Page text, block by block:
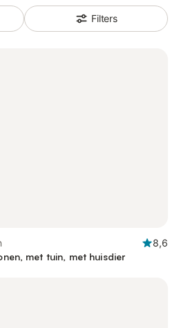
Filters
8,6
met tuin, met huisdier